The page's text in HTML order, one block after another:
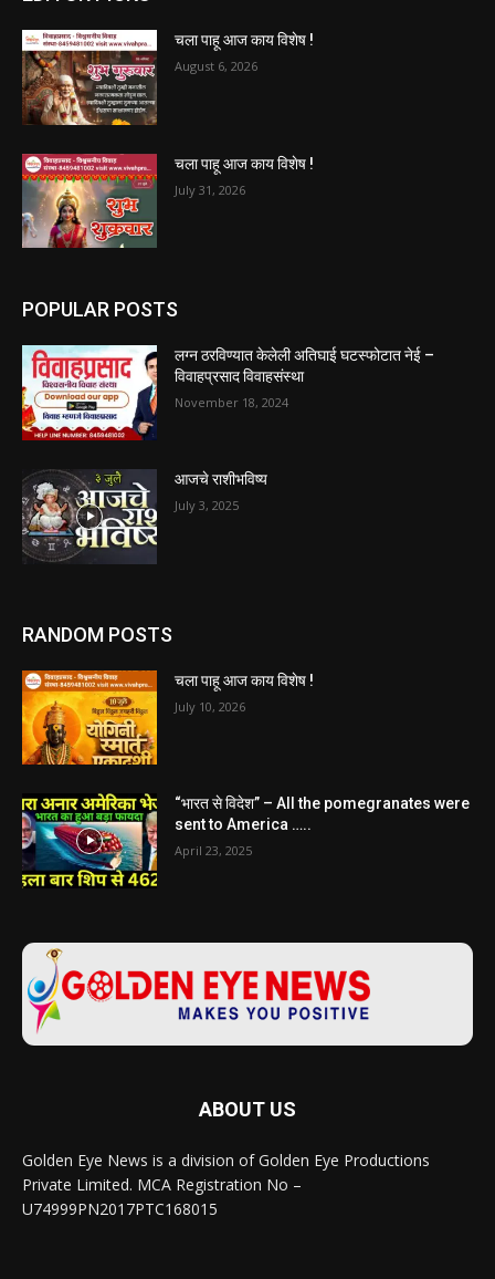
चला पाहू आज काय विशेष !
August 6, 2026
चला पाहू आज काय विशेष !
July 31, 2026
POPULAR POSTS
लग्न ठरविण्यात केलेली अतिघाई घटस्फोटात नेई –
विवाहप्रसाद विवाहसंस्था
November 18, 2024
आजचे राशीभविष्य
July 3, 2025
RANDOM POSTS
चला पाहू आज काय विशेष !
July 10, 2026
“भारत से विदेश” – All the pomegranates were
sent to America …..
April 23, 2025
ABOUT US
Golden Eye News is a division of Golden Eye Productions
Private Limited. MCA Registration No –
U74999PN2017PTC168015